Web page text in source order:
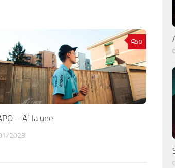
0
– A’ la une
2023